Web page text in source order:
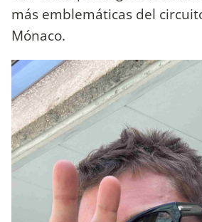
más emblemáticas del
Mónaco.